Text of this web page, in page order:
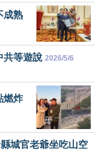
成熟
共等遊說 2026/5/6
燃炸
城官老爺坐吃山空